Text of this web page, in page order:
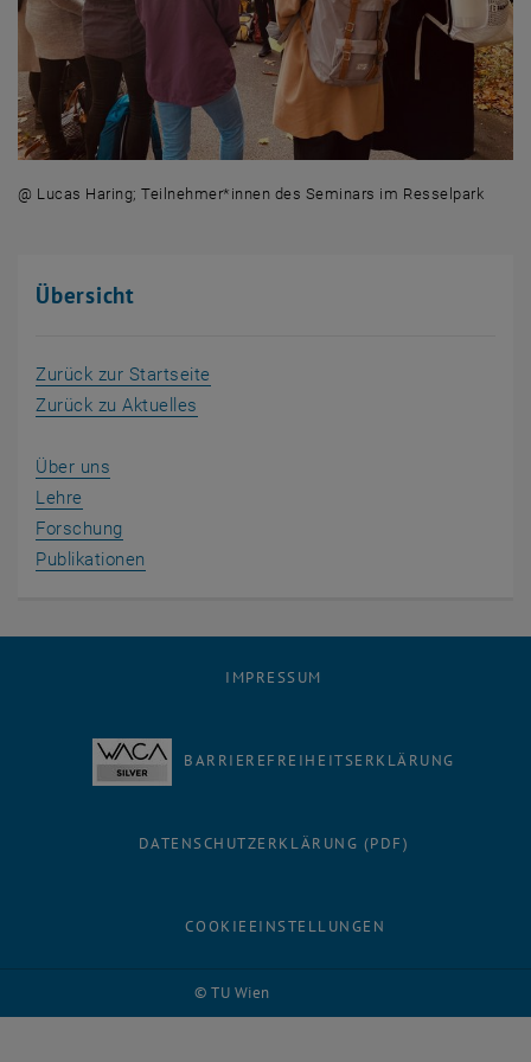
@ Lucas Haring; Teilnehmer*innen des Seminars im Resselpark
Übersicht
Zurück zur Startseite
Zurück zu Aktuelles
Über uns
Lehre
Forschung
Publikationen
© TU Wien
IMPRESSUM
BARRIEREFREIHEITSERKLÄRUNG
DATENSCHUTZERKLÄRUNG (PDF)
COOKIEEINSTELLUNGEN